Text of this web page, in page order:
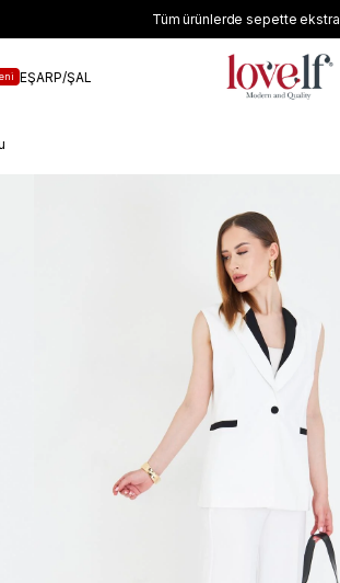
Tüm ürünlerde sepette ekstra
EŞARP/ŞAL